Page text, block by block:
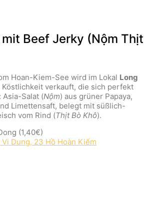
Beef Jerky (Nộm Thịt
Hoan-Kiem-See wird im Lokal Long
verkauft, die sich perfekt
Asia-Salat (Nộm) aus grüner Papaya,
Limettensaft, belegt mit süßlich-
vom Rind (Thịt Bò Khô).
(1,40€)
Vi Dung, 23 Hồ Hoàn Kiếm